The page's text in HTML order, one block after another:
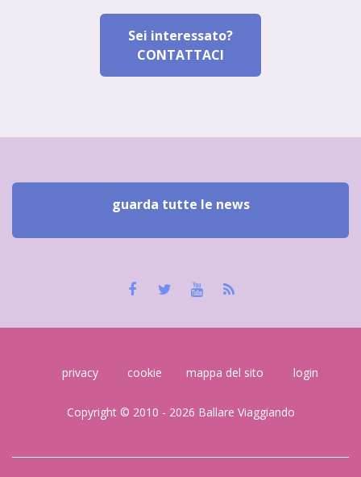
Sei interessato?
CONTATTACI
guarda tutte le news
privacy cookie mappa del sito login
Copyright © 2010 - 2026 Ballare Viaggiando